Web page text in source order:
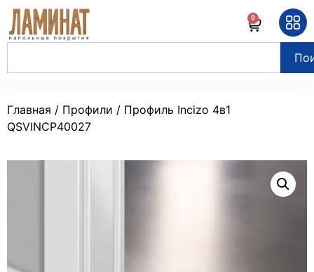
0
Главная / Профили / Профиль Incizo 4в1
QSVINCP40027